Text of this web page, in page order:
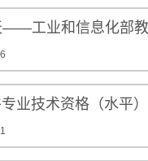
工业和信息化部
业技术资格（水平